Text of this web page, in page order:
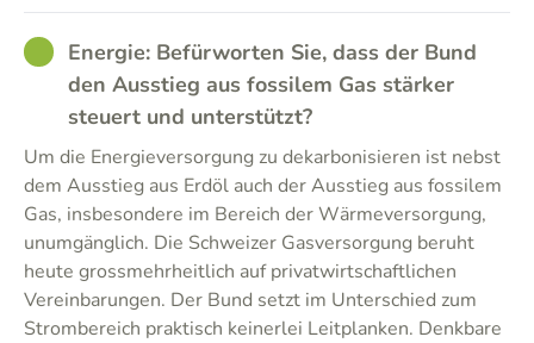
GOODEnergie: Befürworten Sie, dass der Bund
den Ausstieg aus fossilem Gas stärker
steuert und unterstützt?
Um die Energieversorgung zu dekarbonisieren ist nebst
dem Ausstieg aus Erdöl auch der Ausstieg aus fossilem
Gas, insbesondere im Bereich der Wärmeversorgung,
unumgänglich. Die Schweizer Gasversorgung beruht
heute grossmehrheitlich auf privatwirtschaftlichen
Vereinbarungen. Der Bund setzt im Unterschied zum
Strombereich praktisch keinerlei Leitplanken. Denkbare